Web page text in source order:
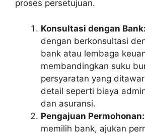
proses persetujuan.
Konsultasi dengan Bank:
dengan berkonsultasi
bank atau lembaga
membandingkan suku
persyaratan yang
detail seperti biaya
dan asuransi.
Pengajuan Permohonan:
memilih bank, ajukan